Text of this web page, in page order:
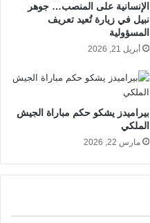
الإنسانية على المنصب… جوهر
نبيل في زيارة تُعيد تعريف
المسؤولية
أبريل 21, 2026
بيراميدز يشكو حكم مباراة الجيش
الملكي
مارس 22, 2026